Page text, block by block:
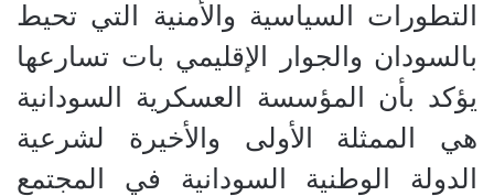
التطورات السياسية والأمنية التي تحيط
بالسودان والجوار الإقليمي بات تسارعها
يؤكد بأن المؤسسة العسكرية السودانية
هي الممثلة الأولى والأخيرة لشرعية
الدولة الوطنية السودانية في المجتمع